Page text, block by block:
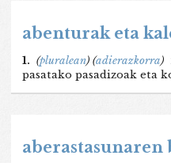
abenturak eta
1. (pluralean) (adierazkorra)
pasatako pasadizoak eta
aberastasunaren